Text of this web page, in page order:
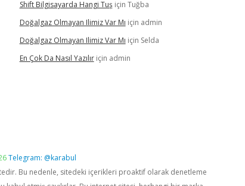
Shift Bilgisayarda Hangi Tuşiçin Tuğba
Doğalgaz Olmayan Ilimiz Var Mı için admin
Doğalgaz Olmayan Ilimiz Var Mı için Selda
En Çok Da Nasıl Yazılıriçin admin
Telegram: @karabul
Bu nedenle, sitedeki içerikleri proaktif olarak denetleme